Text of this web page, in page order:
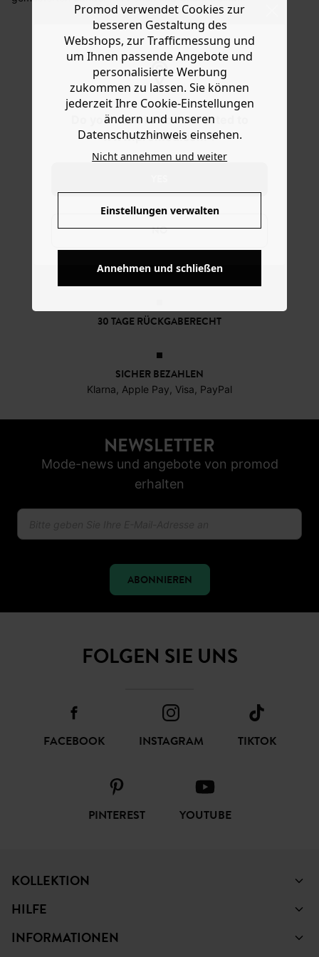
Do you want to be redirected to
www.promod.com ?
NO
Ware die Artikel zurückzuschicken oder umzutauschen.
vielseitig verwendbar! Sie schmücken sich mit einer
Perlenschleife, Herzchen sowie Blüte und Biene aus
goldfarbenem Material (alles ist abnehmbar). Dieses
Accessoire ist eine schöne Geschenkidee.
KOSTENFREIE LIEFERUNG
Ab 60€*
30 TAGE RÜCKGABERECHT
SICHER BEZAHLEN
Klarna, Apple Pay, Visa, PayPal
NEWSLETTER
Mode-news und angebote von promod
erhalten
ABONNIEREN
FOLGEN SIE UNS
FACEBOOK INSTAGRAM TIKTOK
PINTEREST YOUTUBE
KOLLEKTION
HILFE
INFORMATIONEN
Promod verwendet Cookies zur
besseren Gestaltung des
Webshops, zur Trafficmessung und
um Ihnen passende Angebote und
personalisierte Werbung
zukommen zu lassen. Sie können
jederzeit Ihre Cookie-Einstellungen
ändern und unseren
Datenschutzhinweis einsehen.
Nicht annehmen und weiter
Einstellungen verwalten
Annehmen und schließen